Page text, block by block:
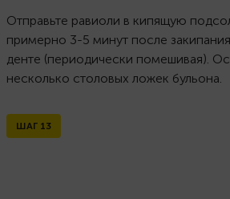
Отправьте равиоли в кипящую
примерно 3-5 минут после
денте (периодически помешивая).
несколько столовых ложек бульона.
ШАГ 13